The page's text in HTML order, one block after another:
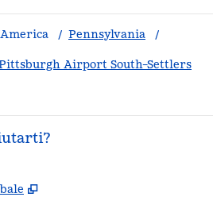
/ Pennsylvania
/
Airport South–Settlers
,